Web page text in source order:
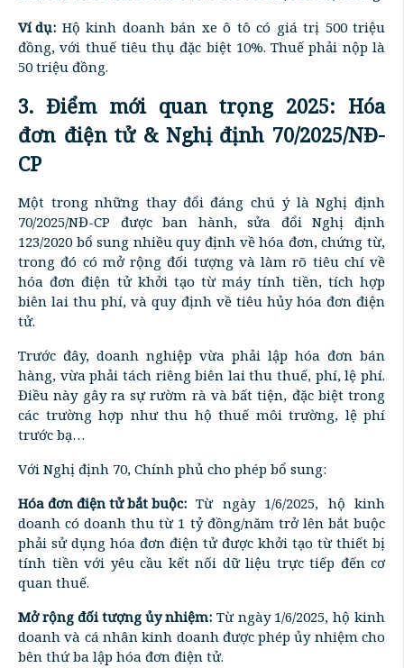
Ví dụ: Hộ kinh doanh bán xe ô tô có giá trị 500 triệu
đồng, với thuế tiêu thụ đặc biệt 10%. Thuế phải nộp là
50 triệu đồng.
3. Điểm mới quan trọng 2025: Hóa
đơn điện tử & Nghị định 70/2025/NĐ-
CP
Một trong những thay đổi đáng chú ý là Nghị định
70/2025/NĐ-CP được ban hành, sửa đổi Nghị định
123/2020 bổ sung nhiều quy định về hóa đơn, chứng từ,
trong đó có mở rộng đối tượng và làm rõ tiêu chí về
hóa đơn điện tử khởi tạo từ máy tính tiền, tích hợp
biên lai thu phí, và quy định về tiêu hủy hóa đơn điện
tử.
Trước đây, doanh nghiệp vừa phải lập hóa đơn bán
hàng, vừa phải tách riêng biên lai thu thuế, phí, lệ phí.
Điều này gây ra sự rườm rà và bất tiện, đặc biệt trong
các trường hợp như thu hộ thuế môi trường, lệ phí
trước bạ…
Với Nghị định 70, Chính phủ cho phép bổ sung:
Hóa đơn điện tử bắt buộc: Từ ngày 1/6/2025, hộ kinh
doanh có doanh thu từ 1 tỷ đồng/năm trở lên bắt buộc
phải sử dụng hóa đơn điện tử được khởi tạo từ thiết bị
tính tiền với yêu cầu kết nối dữ liệu trực tiếp đến cơ
quan thuế.
Mở rộng đối tượng ủy nhiệm: Từ ngày 1/6/2025, hộ kinh
doanh và cá nhân kinh doanh được phép ủy nhiệm cho
bên thứ ba lập hóa đơn điện tử.